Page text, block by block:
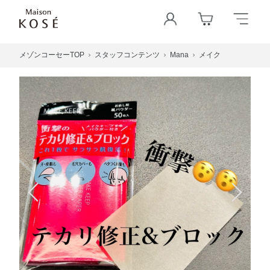
メゾンコーセーTOP スタッフコンテンツ Mana メイク